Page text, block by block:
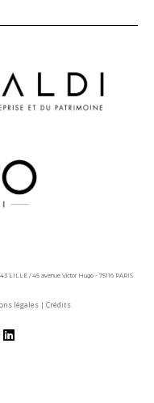
LILLE / 45 avenue Victor Hugo - 75116 PARIS
légales | Crédits